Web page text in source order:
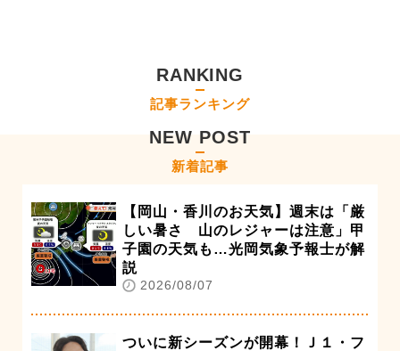
RANKING
記事ランキング
NEW POST
新着記事
【岡山・香川のお天気】週末は「厳
しい暑さ 山のレジャーは注意」甲
子園の天気も…光岡気象予報士が解
説
2026/08/07
ついに新シーズンが開幕！Ｊ１・フ